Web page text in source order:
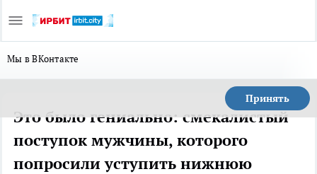
Мы в ВКонтакте
Принять
Это было гениально: смекалистый
поступок мужчины, которого
попросили уступить нижнюю